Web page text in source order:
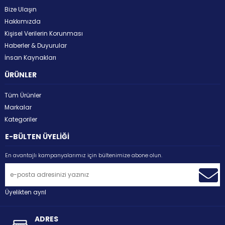
Bize Ulaşın
Hakkımızda
Kişisel Verilerin Korunması
Haberler & Duyurular
İnsan Kaynakları
ÜRÜNLER
Tüm Ürünler
Markalar
Kategoriler
E-BÜLTEN ÜYELİĞİ
En avantajlı kampanyalarımız için bültenimize abone olun.
Üyelikten ayrıl
ADRES